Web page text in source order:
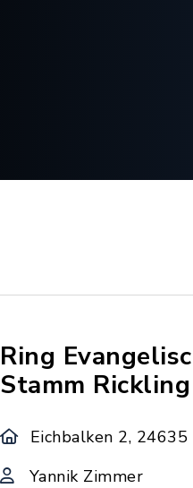
Ring
Stamm Rickling
Eichbalken 2, 24635
Yannik Zimmer